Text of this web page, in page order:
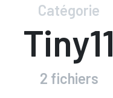
Catégorie
Tiny11
2 fichiers